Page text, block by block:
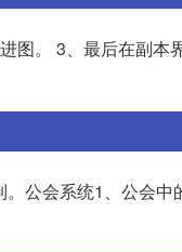
图。 3、最后在副本
公会系统1、公会中